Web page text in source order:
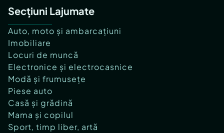
Secțiuni Lajumate
Auto, moto și ambarcațiuni
Imobiliare
Locuri de muncă
Electronice și electrocasnice
Modă și frumusețe
Piese auto
Casă și grădină
Mama și copilul
Sport, timp liber, artă